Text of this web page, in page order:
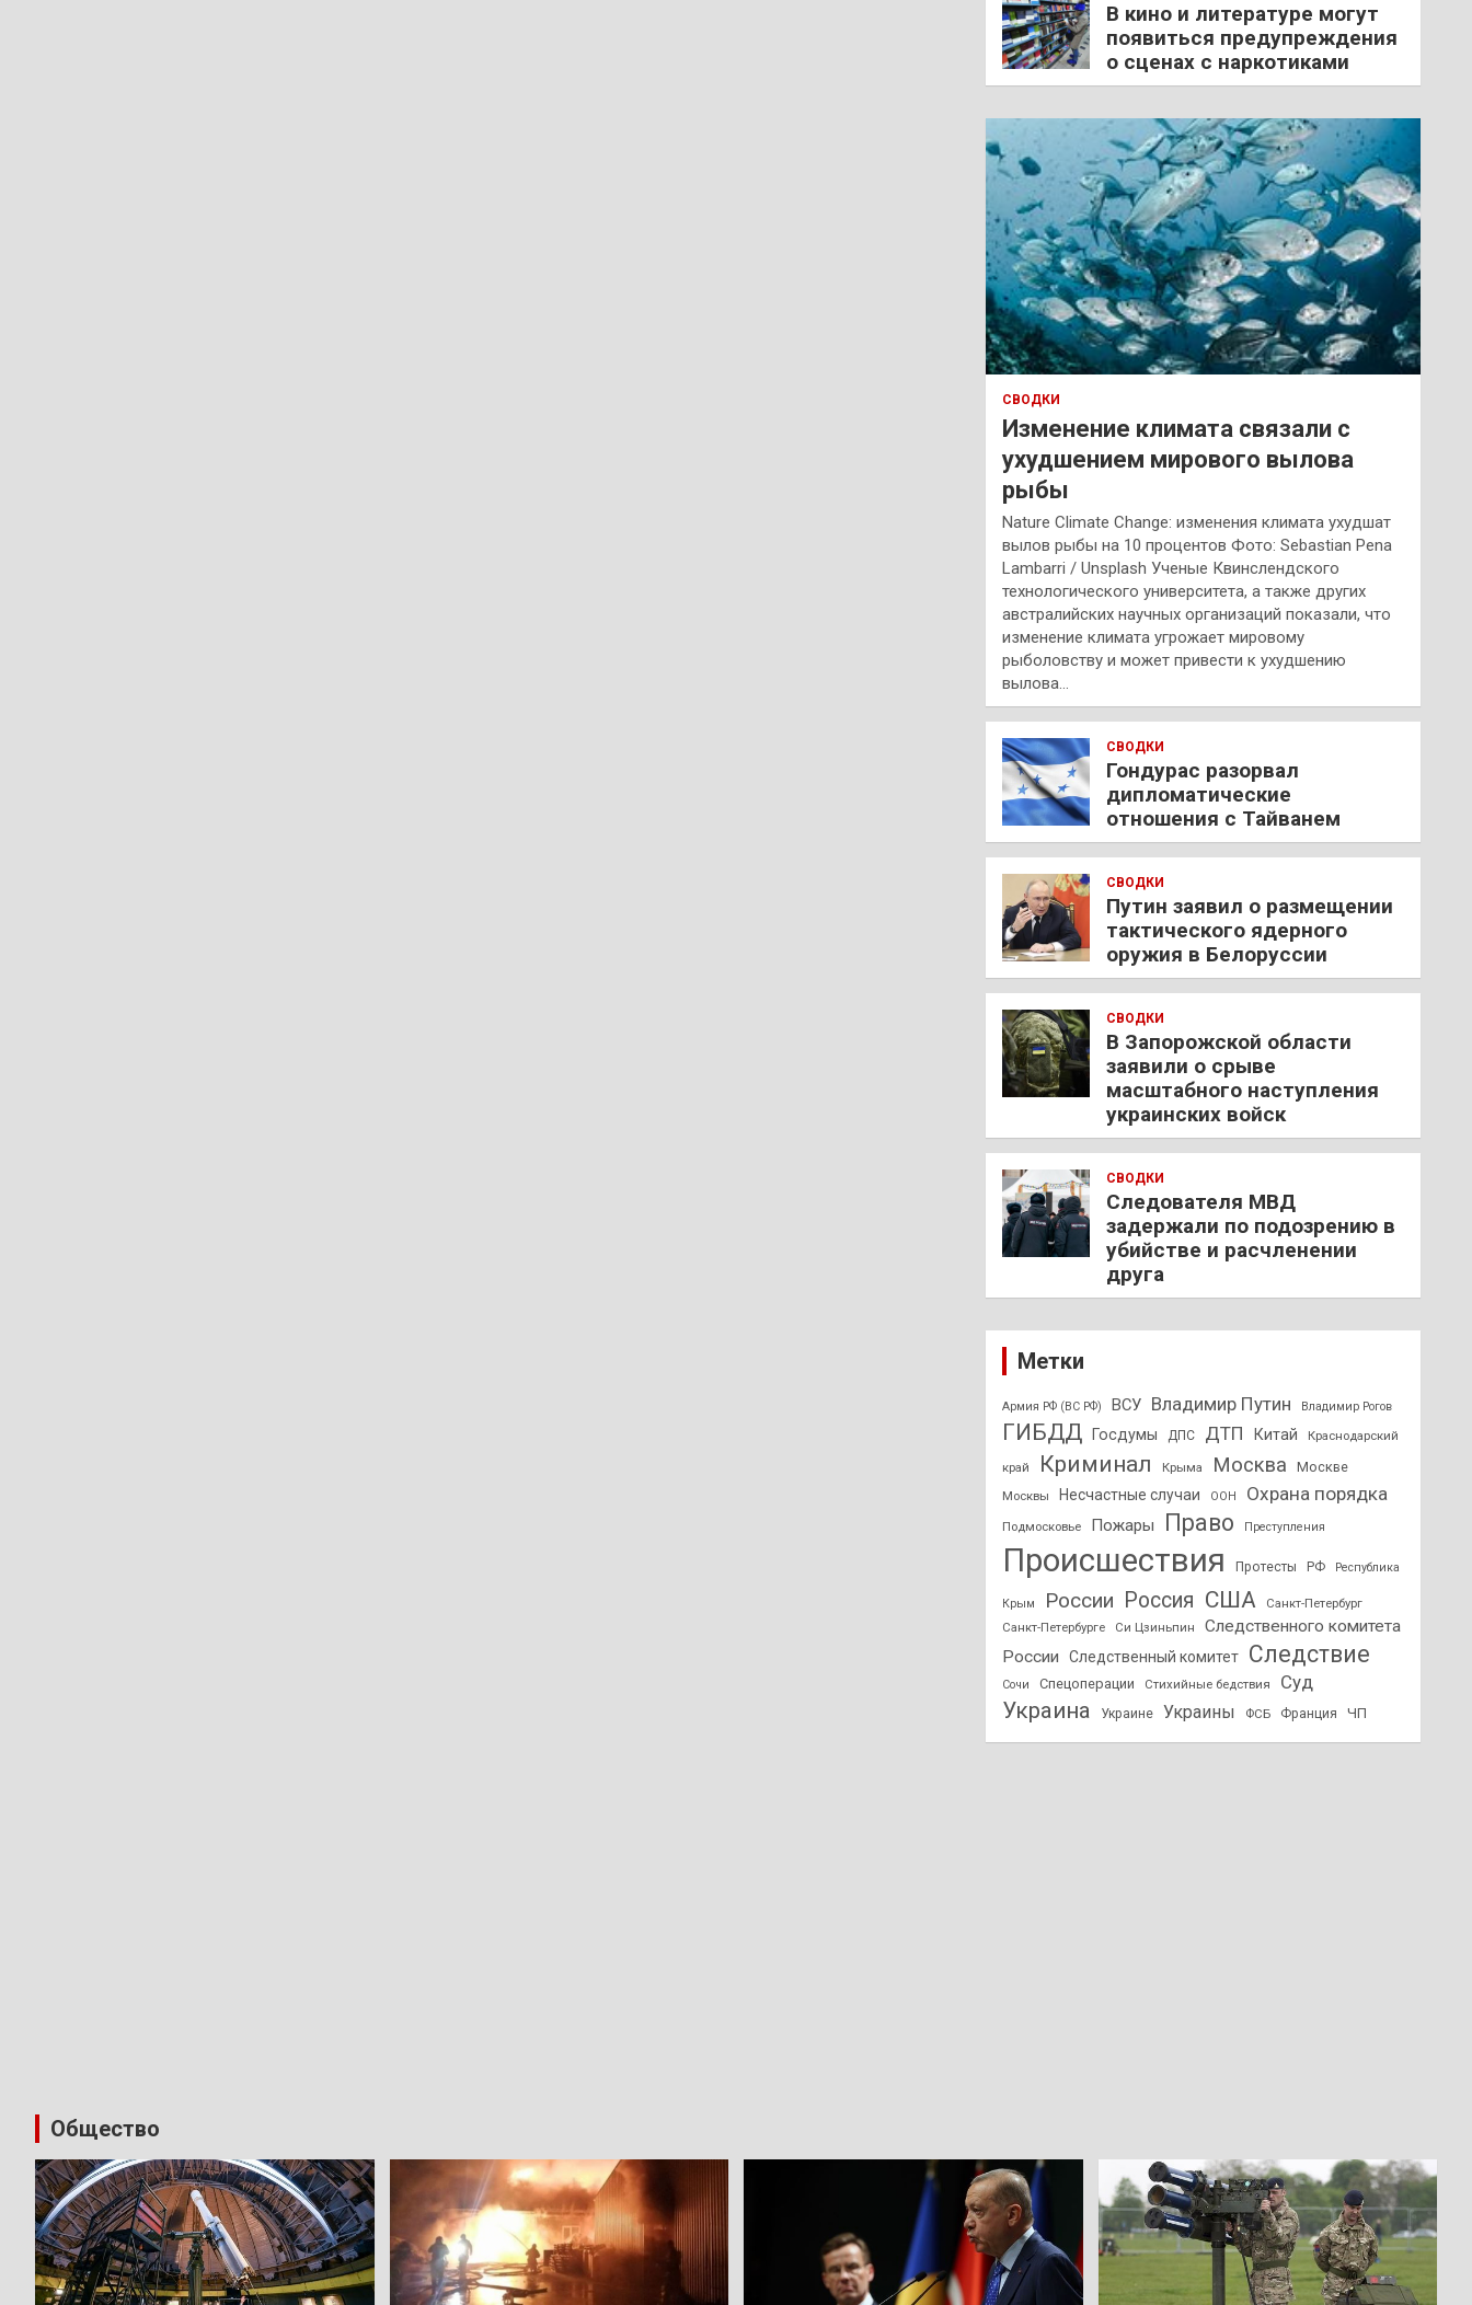
В кино и литературе могут
появиться предупреждения
о сценах с наркотиками
СВОДКИ
Изменение климата связали с
ухудшением мирового вылова
рыбы
Nature Climate Change: изменения климата ухудшат
вылов рыбы на 10 процентов Фото: Sebastian Pena
Lambarri / Unsplash Ученые Квинслендского
технологического университета, а также других
австралийских научных организаций показали, что
изменение климата угрожает мировому
рыболовству и может привести к ухудшению
вылова…
СВОДКИ
Гондурас разорвал
дипломатические
отношения с Тайванем
СВОДКИ
Путин заявил о размещении
тактического ядерного
оружия в Белоруссии
СВОДКИ
В Запорожской области
заявили о срыве
масштабного наступления
украинских войск
СВОДКИ
Следователя МВД
задержали по подозрению в
убийстве и расчленении
друга
Метки
Армия РФ (ВС РФ) ВСУ Владимир Путин Владимир Рогов
ГИБДД Госдумы ДПС ДТП Китай Краснодарский
край Криминал Крыма Москва Москве
Москвы Несчастные случаи ООН Охрана порядка
Подмосковье Пожары Право Преступления
Происшествия Протесты РФ Республика
Крым России Россия США
Санкт-Петербург
Санкт-Петербурге
Си Цзиньпин
Следственного комитета
России
Следственный комитет Следствие
Сочи Спецоперации Стихийные бедствия Суд
Украина Украине Украины ФСБ Франция ЧП
Общество